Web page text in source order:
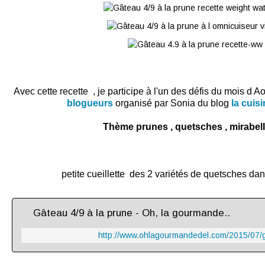
Avec cette recette , je participe à l'un des défis du mois d
blogueurs organisé par Sonia du blog la
Thème prunes , quetsches ,
petite cueillette des 2 variétés de quetsches
Gâteau 4/9 à la prune - Oh, la gourmande..
http://www.ohlagourmandedel.com/2015/